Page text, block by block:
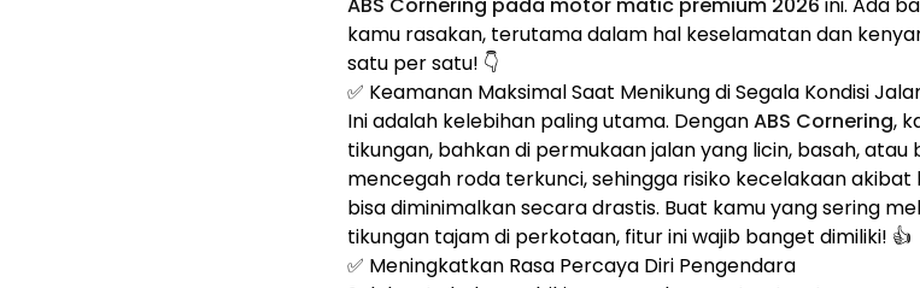
kamu rasakan, terutama dalam hal keselamatan dan
satu per satu! 👇
✅ Keamanan Maksimal Saat Menikung di Segala Kondisi
Ini adalah kelebihan paling utama. DenganABS Cornering,
tikungan, bahkan di permukaan jalan yang licin, basah,
mencegah roda terkunci, sehingga risiko kecelakaan
bisa diminimalkan secara drastis. Buat kamu yang sering
tikungan tajam di perkotaan, fitur ini wajib banget dimiliki! 👍
✅ Meningkatkan Rasa Percaya Diri Pengendara